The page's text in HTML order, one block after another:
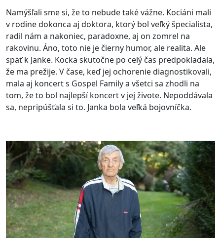
Namýšľali sme si, že to nebude také vážne. Kociáni mali
v rodine dokonca aj doktora, ktorý bol veľký špecialista,
radil nám a nakoniec, paradoxne, aj on zomrel na
rakovinu. Áno, toto nie je čierny humor, ale realita. Ale
späť k Janke. Kocka skutočne po celý čas predpokladala,
že ma prežije. V čase, keď jej ochorenie diagnostikovali,
mala aj koncert s Gospel Family a všetci sa zhodli na
tom, že to bol najlepší koncert v jej živote. Nepoddávala
sa, nepripúšťala si to. Janka bola veľká bojovníčka.